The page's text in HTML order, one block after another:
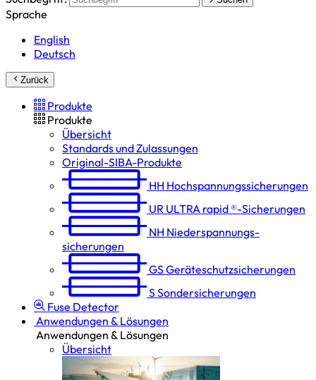
Sprache
English
Deutsch
Zurück
Produkte
Produkte
Übersicht
Standards und Zulassungen
Original-SIBA-Produkte
HH Hochspannungs­sicherungen
UR ULTRA rapid ®-Sicherungen
NH Niederspannungs­
sicherungen
GSGeräteschutz­sicherungen
SSondersicherungen
Fuse Detector
Anwendungen & Lösungen
Anwendungen & Lösungen
Übersicht